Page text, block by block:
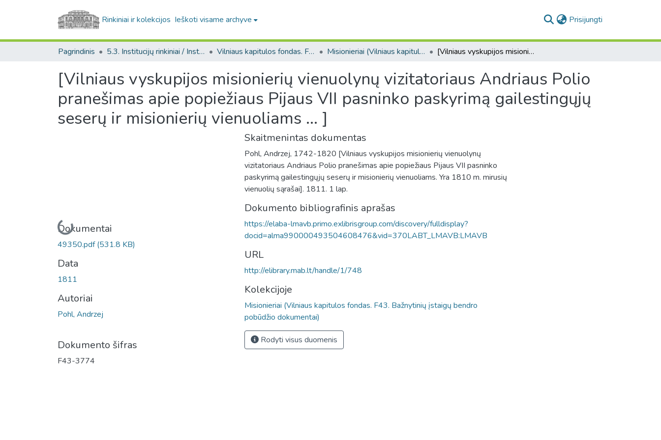
Rinkiniai ir kolekcijos Ieškoti visame archyve Prisijungti
Pagrindinis 5.3. Institucijų rinkiniai / Institutional collections Vilniaus kapitulos fondas. F43 Misionieriai (Vilniaus kapitulos fondas. F43. Bažnytinių įstaigų bendro pobūdžio dokumentai) [Vilniaus vyskupijos misionierių vienuolynų vizitatoriaus Andriaus Polio pranešimas apie popiežiaus Pijaus VII pasninko paskyrimą gailestingųjų seserų ir misionierių vienuoliams ... ]
[Vilniaus vyskupijos misionierių vienuolynų vizitatoriaus Andriaus Polio
pranešimas apie popiežiaus Pijaus VII pasninko paskyrimą gailestingųjų
seserų ir misionierių vienuoliams ... ]
Įkeliama...
Dokumentai
49350.pdf(531.8 KB)
Data
1811
Autoriai
Pohl, Andrzej
Dokumento šifras
F43-3774
Skaitmenintas dokumentas
Pohl, Andrzej, 1742-1820 [Vilniaus vyskupijos misionierių vienuolynų
vizitatoriaus Andriaus Polio pranešimas apie popiežiaus Pijaus VII pasninko
paskyrimą gailestingųjų seserų ir misionierių vienuoliams. Yra 1810 m. mirusių
vienuolių sąrašai]. 1811. 1 lap.
Dokumento bibliografinis aprašas
https://elaba-lmavb.primo.exlibrisgroup.com/discovery/fulldisplay?
docid=alma990000493504608476&vid=370LABT_LMAVB:LMAVB
URL
http://elibrary.mab.lt/handle/1/748
Kolekcijoje
Misionieriai (Vilniaus kapitulos fondas. F43. Bažnytinių įstaigų bendro
pobūdžio dokumentai)
Rodyti visus duomenis